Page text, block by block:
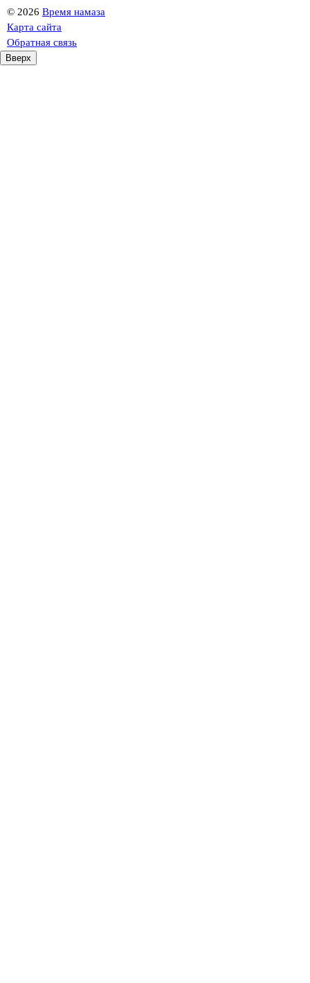
© 2026 Время намаза
Карта сайта
Обратная связь
Вверх